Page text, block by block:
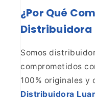
¿Por Qué
Distribuidora
Somos
comprometidos
100% originales y
Distribuidora